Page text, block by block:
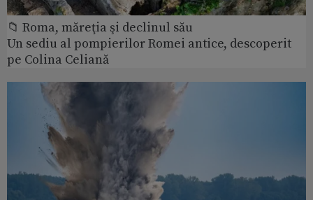
📁 Roma, măreţia şi declinul său
Un sediu al pompierilor Romei antice, descoperit
pe Colina Celiană